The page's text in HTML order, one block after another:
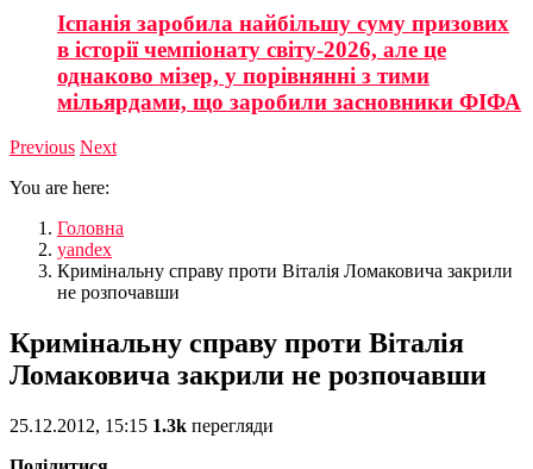
Іспанія заробила найбільшу суму призових
в історії чемпіонату світу-2026, але це
однаково мізер, у порівнянні з тими
мільярдами, що заробили засновники ФІФА
Previous Next
You are here:
Головна
yandex
Кримінальну справу проти Віталія Ломаковича закрили
не розпочавши
Кримінальну справу проти Віталія
Ломаковича закрили не розпочавши
25.12.2012, 15:15 1.3k перегляди